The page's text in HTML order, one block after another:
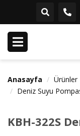
Anasayfa Ürünler
Deniz Suyu
KBH-322S